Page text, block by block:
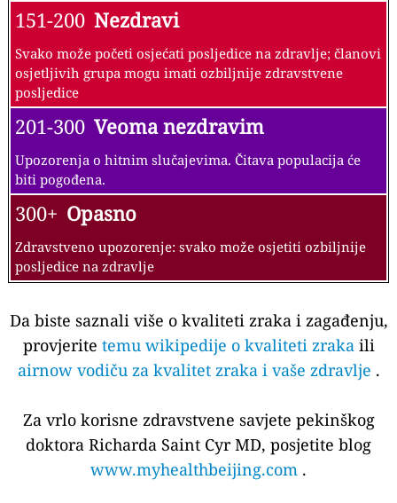
151-200 Nezdravi
Svako može početi osjećati posljedice na zdravlje; članovi
osjetljivih grupa mogu imati ozbiljnije zdravstvene
posljedice
201-300 Veoma nezdravim
Upozorenja o hitnim slučajevima. Čitava populacija će
biti pogođena.
300+ Opasno
Zdravstveno upozorenje: svako može osjetiti ozbiljnije
posljedice na zdravlje
Da biste saznali više o kvaliteti zraka i zagađenju,
provjerite temu wikipedije o kvaliteti zrakaili
airnow vodiču za kvalitet zraka i vaše zdravlje .
Za vrlo korisne zdravstvene savjete pekinškog
doktora Richarda Saint Cyr MD, posjetite blog
www.myhealthbeijing.com .